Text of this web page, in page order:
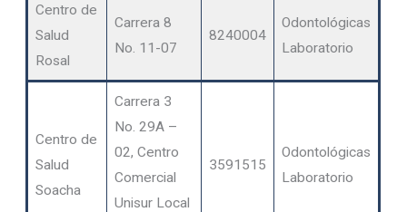
Centro de
Salud
Rosal
Carrera 8
No. 11-07
8240004
Odontológicas
Laboratorio
Centro de
Salud
Soacha
Carrera 3
No. 29A –
02, Centro
Comercial
Unisur Local
3591515
Odontológicas
Laboratorio